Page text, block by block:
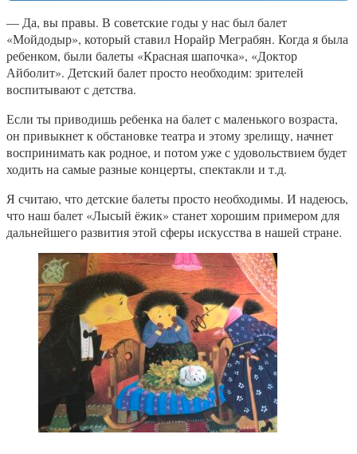
— Да, вы правы. В советские годы у нас был балет
«Мойдодыр», который ставил Норайр Меграбян. Когда я была
ребенком, были балеты «Красная шапочка», «Доктор
Айболит». Детский балет просто необходим: зрителей
воспитывают с детства.
Если ты приводишь ребенка на балет с маленького возраста,
он привыкнет к обстановке театра и этому зрелищу, начнет
воспринимать как родное, и потом уже с удовольствием будет
ходить на самые разные концерты, спектакли и т.д.
Я считаю, что детские балеты просто необходимы. И надеюсь,
что наш балет «Лысый ёжик» станет хорошим примером для
дальнейшего развития этой сферы искусства в нашей стране.